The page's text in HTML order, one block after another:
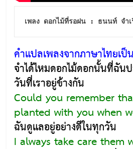
เพลง ดอกไม้ที่รอฝน : ธนนท์ จำเ
คำแปลเพลงจากภาษาไทยเ
จำได้ไหมดอกไม้ดอกนั้นที่ฉัน
วันที่เราอยู่ข้างกัน
Could you remember
planted with you when
ฉันดูแลอยู่อย่างดีในทุกวัน
I always take care them